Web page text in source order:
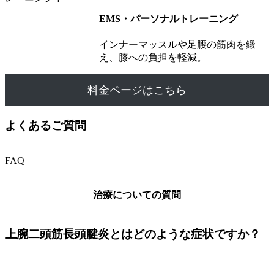
EMS・パーソナルトレーニング
インナーマッスルや足腰の筋肉を鍛
え、膝への負担を軽減。
料金ページはこちら
よくあるご質問
FAQ
治療についての質問
上腕二頭筋長頭腱炎とはどのような症状ですか？